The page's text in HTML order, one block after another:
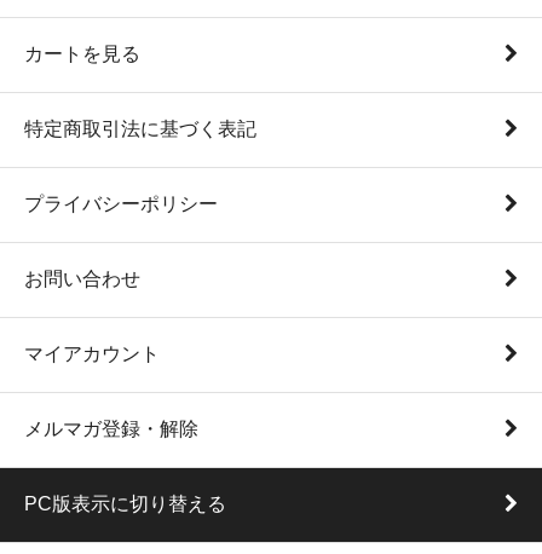
カートを見る
特定商取引法に基づく表記
プライバシーポリシー
お問い合わせ
マイアカウント
メルマガ登録・解除
PC版表示に切り替える